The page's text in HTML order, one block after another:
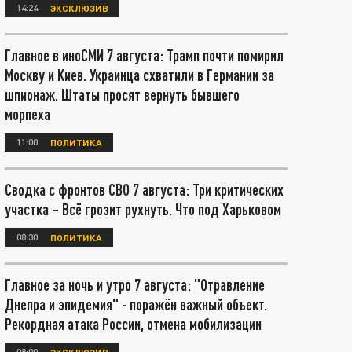
14:24 ЭКСКЛЮЗИВ
Главное в иноСМИ 7 августа: Трамп почти помирил
Москву и Киев. Украинца схватили в Германии за
шпионаж. Штаты просят вернуть бывшего
морпеха
11:00 ПОЛИТИКА
Сводка с фронтов СВО 7 августа: Три критических
участка – Всё грозит рухнуть. Что под Харьковом
08:30 ПОЛИТИКА
Главное за ночь и утро 7 августа: "Отравление
Днепра и эпидемия" - поражён важный объект.
Рекордная атака России, отмена мобилизации